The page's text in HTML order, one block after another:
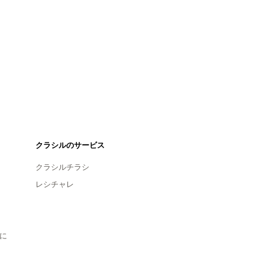
クラシルのサービス
クラシルチラシ
レシチャレ